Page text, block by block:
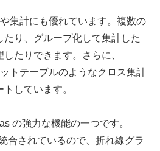
集計にも優れています。複数の
り、グループ化して集計した
たりできます。さらに、
トテーブルのようなクロス集計
しています。
の強力な機能の一つです。
合されているので、折れ線グラ